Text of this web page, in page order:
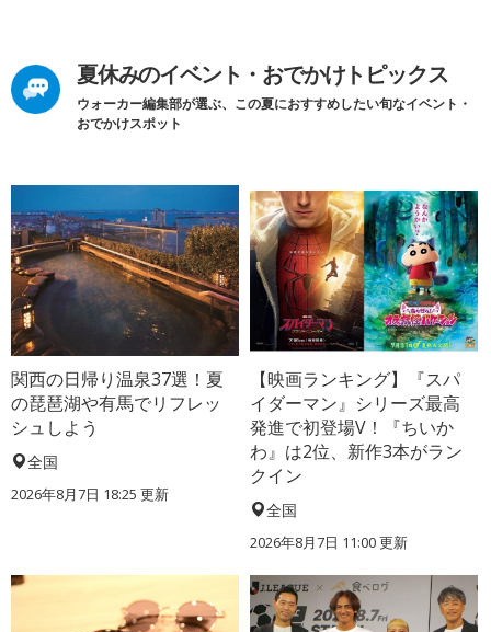
夏休みのイベント・おでかけトピックス
ウォーカー編集部が選ぶ、この夏におすすめしたい旬なイベント・
おでかけスポット
関西の日帰り温泉37選！夏
の琵琶湖や有馬でリフレッ
シュしよう
全国
2026年8月7日 18:25 更新
【映画ランキング】『スパ
イダーマン』シリーズ最高
発進で初登場V！『ちいか
わ』は2位、新作3本がラン
クイン
全国
2026年8月7日 11:00更新